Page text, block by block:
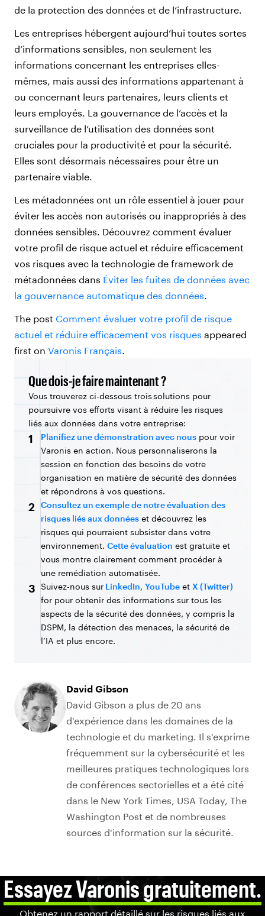
de la protection des données et de l’infrastructure.
Les entreprises hébergent aujourd’hui toutes sortes
d’informations sensibles, non seulement les
informations concernant les entreprises elles-
mêmes, mais aussi des informations appartenant à
ou concernant leurs partenaires, leurs clients et
leurs employés. La gouvernance de l’accès et la
surveillance de l’utilisation des données sont
cruciales pour la productivité et pour la sécurité.
Elles sont désormais nécessaires pour être un
partenaire viable.
Les métadonnées ont un rôle essentiel à jouer pour
éviter les accès non autorisés ou inappropriés à des
données sensibles. Découvrez comment évaluer
votre profil de risque actuel et réduire efficacement
vos risques avec la technologie de framework de
métadonnées dans Éviter les fuites de données avec
la gouvernance automatique des données
The post Comment évaluer votre profil de risque
actuel et réduire efficacement vos risques appeared
first on Varonis Français
Que dois-je faire maintenant ?
Vous trouverez ci-dessous trois solutions pour
poursuivre vos efforts visant à réduire les risques
liés aux données dans votre entreprise:
1 Planifiez une démonstration avec nous pour voir
Varonis en action. Nous personnaliserons la
session en fonction des besoins de votre
organisation en matière de sécurité des données
et répondrons à vos questions.
2
Consultez un exemple de notre évaluation des
risques liés aux données et découvrez les
risques qui pourraient subsister dans votre
environnement. Cette évaluation est gratuite et
vous montre clairement comment procéder à
une remédiation automatisée.
3 Suivez-nous sur LinkedIn, YouTube et X (Twitter)
for pour obtenir des informations sur tous les
aspects de la sécurité des données, y compris la
DSPM, la détection des menaces, la sécurité de
l’IA et plus encore.
David Gibson
David Gibson a plus de 20 ans
d'expérience dans les domaines de la
technologie et du marketing. Il s'exprime
fréquemment sur la cybersécurité et les
meilleures pratiques technologiques lors
de conférences sectorielles et a été cité
dans le New York Times, USA Today, The
Washington Post et de nombreuses
sources d'information sur la sécurité.
Essayez Varonis gratuitement.
Obtenez un rapport détaillé sur les risques liés aux